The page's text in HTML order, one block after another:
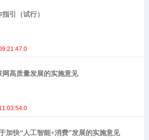
引（试行）
网高质量发展的实施意见
加快“人工智能+消费”发展的实施意见